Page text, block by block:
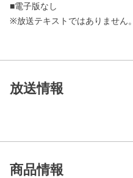
■電子版なし
※放送テキストではありません。
放送情報
商品情報